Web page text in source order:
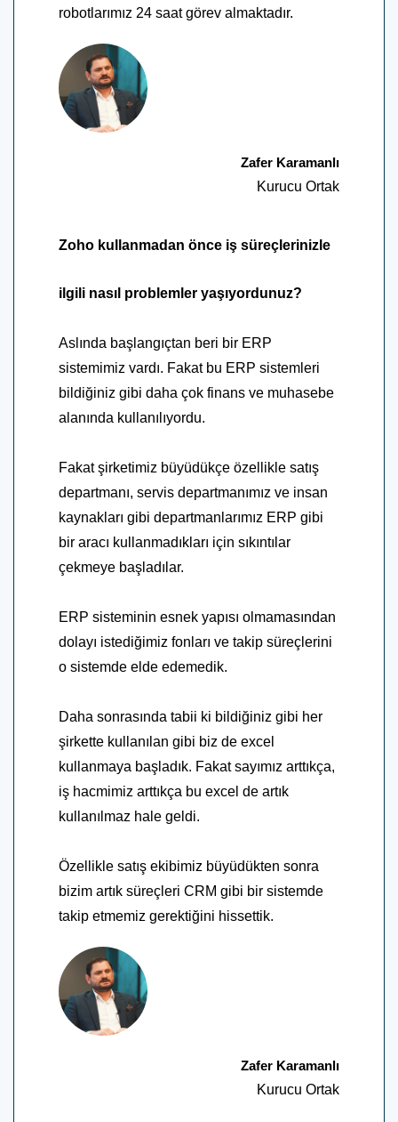
robotlarımız 24 saat görev almaktadır.
Zafer Karamanlı
Kurucu Ortak
Zoho kullanmadan önce iş süreçlerinizle
ilgili nasıl problemler yaşıyordunuz?
Aslında başlangıçtan beri bir ERP
sistemimiz vardı. Fakat bu ERP sistemleri
bildiğiniz gibi daha çok finans ve muhasebe
alanında kullanılıyordu.
Fakat şirketimiz büyüdükçe özellikle satış
departmanı, servis departmanımız ve insan
kaynakları gibi departmanlarımız ERP gibi
bir aracı kullanmadıkları için sıkıntılar
çekmeye başladılar.
ERP sisteminin esnek yapısı olmamasından
dolayı istediğimiz fonları ve takip süreçlerini
o sistemde elde edemedik.
Daha sonrasında tabii ki bildiğiniz gibi her
şirkette kullanılan gibi biz de excel
kullanmaya başladık. Fakat sayımız arttıkça,
iş hacmimiz arttıkça bu excel de artık
kullanılmaz hale geldi.
Özellikle satış ekibimiz büyüdükten sonra
bizim artık süreçleri CRM gibi bir sistemde
takip etmemiz gerektiğini hissettik.
Zafer Karamanlı
Kurucu Ortak